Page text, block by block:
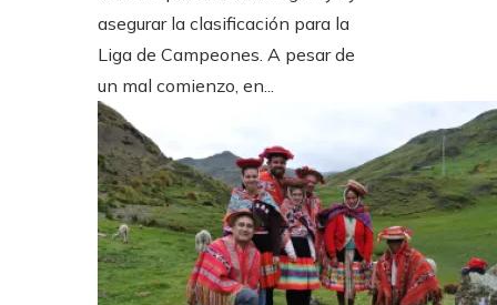
asegurar la clasificación para la
Liga de Campeones. A pesar de
un mal comienzo, en...